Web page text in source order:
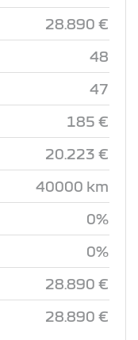
28.890 €
48
47
185 €
20.223 €
40000 km
0%
0%
28.890 €
28.890 €